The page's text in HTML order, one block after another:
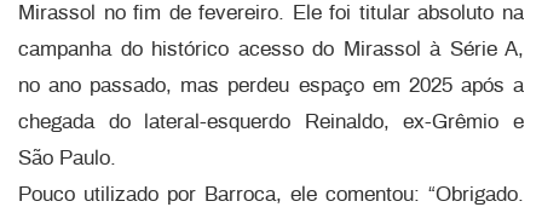
Mirassol no fim de fevereiro. Ele foi titular absoluto na
campanha do histórico acesso do Mirassol à Série A,
no ano passado, mas perdeu espaço em 2025 após a
chegada do lateral-esquerdo Reinaldo, ex-Grêmio e
São Paulo.
Pouco utilizado por Barroca, ele comentou: “Obrigado.